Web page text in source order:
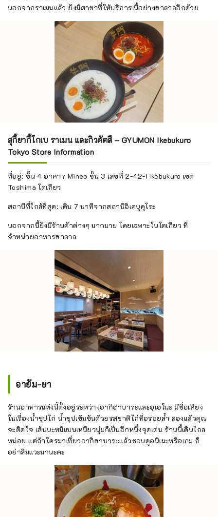
นอกจากราเมนแล้ว ยังมีสาขาที่ให้บริการเนื้อย่างฮาลาลอีกด้วย
สุกี้ยากี้โกเบ ราเมน และกิวคัตสึ – GYUMON Ikebukuro
Tokyo Store Information
ที่อยู่: ชั้น 4 อาคาร Mineo ชั้น 3 เลขที่ 2-42-1 Ikebukuro เขต
Toshima โตเกียว
สถานีที่ใกล้ที่สุด: เดิน 7 นาทีจากสถานีอิเคบุคุโระ
นอกจากนี้ยังมีร้านค้าต่างๆ มากมาย โดยเฉพาะในโตเกียว ที่
จำหน่ายอาหารฮาลาล
อายัม-ยา
ร้านอาหารแห่งนี้ตั้งอยู่ระหว่างอากิฮาบาระและอุเอโนะ มีชื่อเสียง
ในเรื่องน้ำซุปไก่ น้ำซุปเข้มข้นด้วยรสชาติไก่ที่อร่อยล้ำ ลองแล้วคุณ
จะติดใจ เส้นบะหมี่แบนเหนียวนุ่มก็เป็นอีกหนึ่งจุดเด่น ร้านนี้เดินไกล
หน่อย แต่ถ้าใครมาเที่ยวอากิฮาบาระแล้วชอบดูอนิเมะหรือเกม ก็
อย่าลืมแวะมานะคะ